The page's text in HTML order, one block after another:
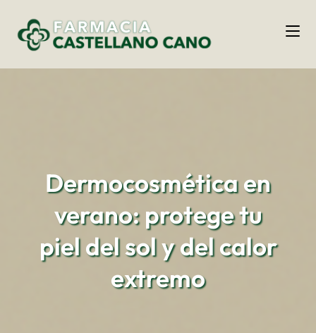
Dermocosmética en
verano: protege tu
piel del sol y del calor
extremo